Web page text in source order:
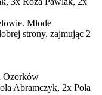
Młode
strony, zajmując 2
Ozorków
Abramczyk, 2x Pola